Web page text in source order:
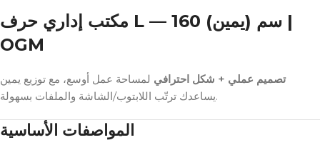
مكتب إداري حرف L — 160 سم (يمين) |
OGM
تصميم عملي + شكل احترافي لمساحة عمل أوسع، مع توزيع يمين
يساعدك ترتّب اللابتوب/الشاشة والملفات بسهولة.
المواصفات الأساسية